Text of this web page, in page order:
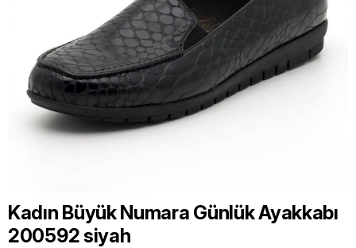
Kadın Büyük Numara Günlük Ayakkabı
200592 siyah